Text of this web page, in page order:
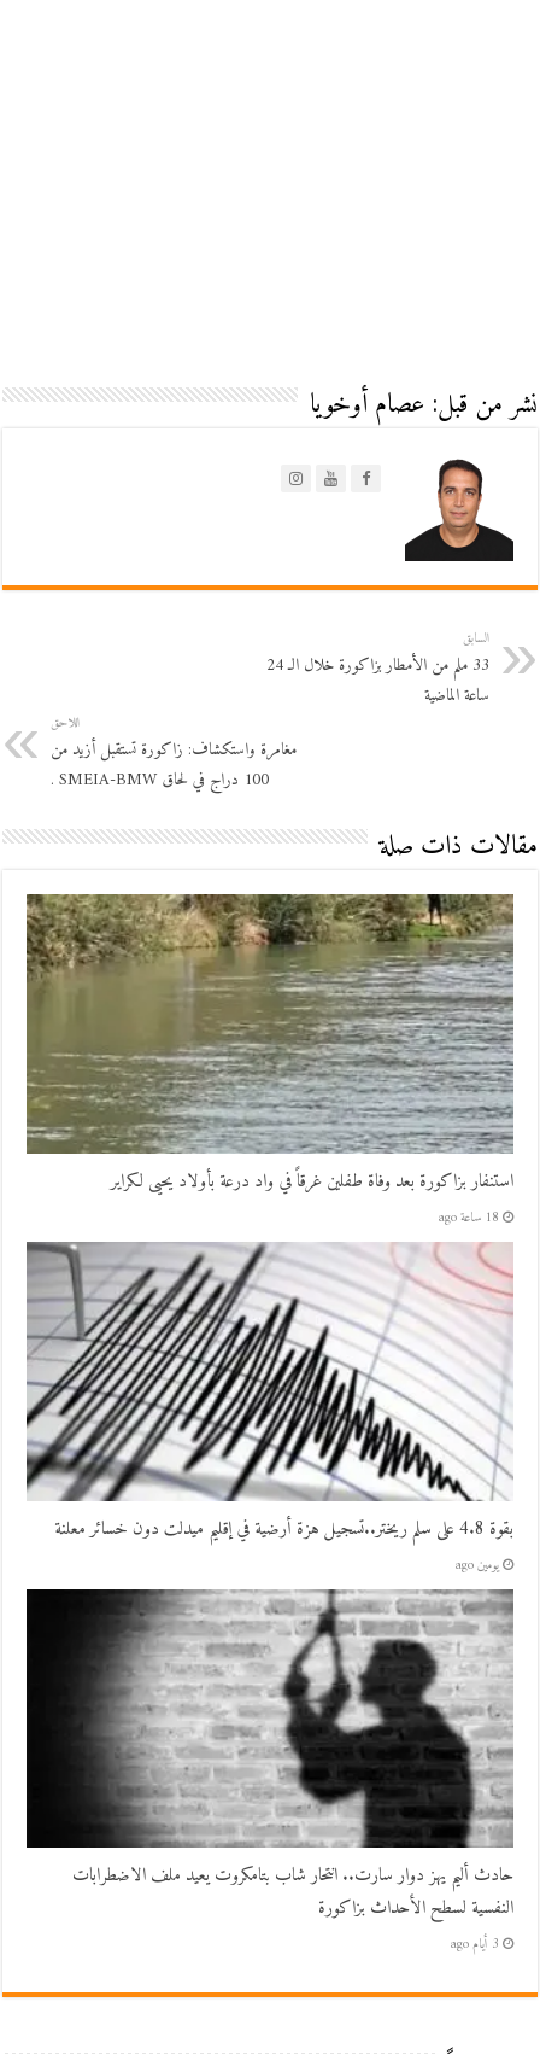
نشر من قبل: عصام أوخويا
السابق
33 ملم من الأمطار بزاكورة خلال الـ 24
ساعة الماضية
اللاحق
مغامرة واستكشاف: زاكورة تستقبل أزيد من
100 دراج في لحاق SMEIA-BMW .
مقالات ذات صلة
استنفار بزاكورة بعد وفاة طفلين غرقاً في واد درعة بأولاد يحيى لكراير
18 ساعة ago
بقوة 4.8 على سلم ريختر..تسجيل هزة أرضية في إقليم ميدلت دون خسائر معلنة
يومين ago
حادث أليم يهز دوار سارت.. انتحار شاب بتامكروت يعيد ملف الاضطرابات
النفسية لسطح الأحداث بزاكورة
3 أيام ago